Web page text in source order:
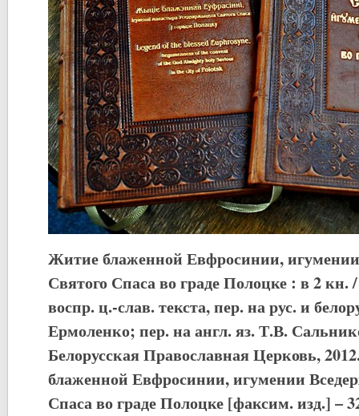
Житие блаженной Евфросинии,
Святого Спаса во граде Полоцке : в 2 кн.
воспр. ц.-слав. текста, пер. на рус. и
Ермоленко; пер. на англ. яз. Т.В.
Белорусская Православная Церковь,
блаженной Евфросинии, игумении
Спаса во граде Полоцке [факсим. изд.] –